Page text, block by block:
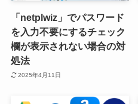
「netplwiz」でパスワード
を入力不要にするチェック
欄が表示されない場合の対
処法
2025年4月11日